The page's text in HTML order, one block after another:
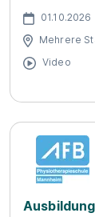
01.10.2026
Mehrere
Video